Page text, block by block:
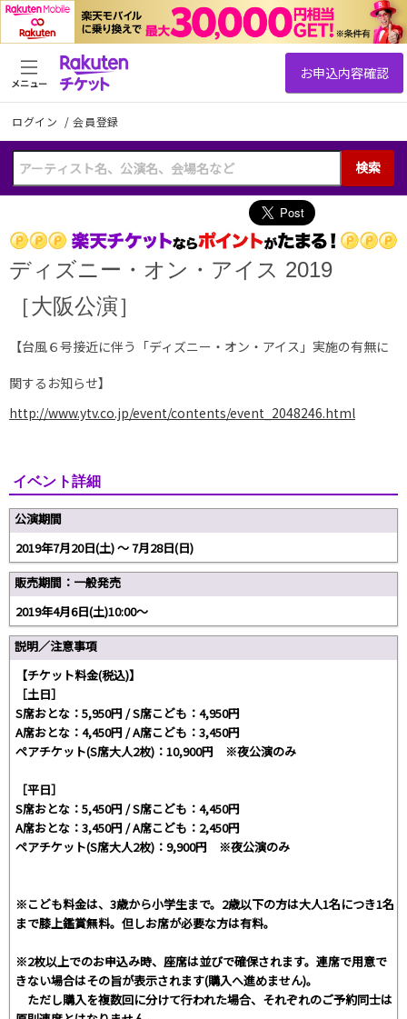
ログイン /会員登録
検索
メニュー
ディズニー・オン・アイス 2019
［大阪公演］
【台風６号接近に伴う「ディズニー・オン・アイス」実施の有無に
関するお知らせ】
http://www.ytv.co.jp/event/contents/event_2048246.html
イベント詳細
公演期間
2019年7月20日(土) 〜 7月28日(日)
販売期間：一般発売
2019年4月6日(土)10:00～
説明／注意事項
【チケット料金(税込)】
［土日］
S席おとな：5,950円 / S席こども：4,950円
A席おとな：4,450円 / A席こども：3,450円
ペアチケット(S席大人2枚)：10,900円 ※夜公演のみ
［平日］
S席おとな：5,450円 / S席こども：4,450円
A席おとな：3,450円 / A席こども：2,450円
ペアチケット(S席大人2枚)：9,900円 ※夜公演のみ
※こども料金は、3歳から小学生まで。2歳以下の方は大人1名につき1名
まで膝上鑑賞無料。但しお席が必要な方は有料。
※2枚以上でのお申込み時、座席は並びで確保されます。連席で用意で
きない場合はその旨が表示されます(購入へ進めません)。
ただし購入を複数回に分けて行われた場合、それぞれのご予約同士は